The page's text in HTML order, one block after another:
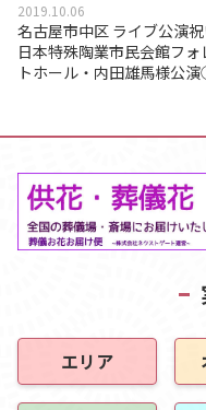
2019.10.06
名古屋市中区 ライブ公演
日本特殊陶業市民会館フォ
トホール・内田雄馬様公
エリア